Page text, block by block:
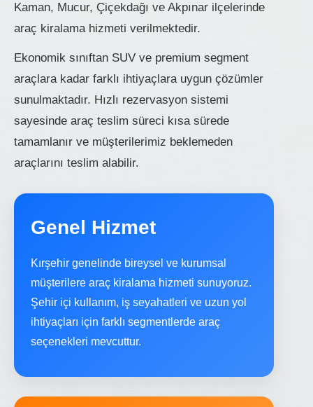
Kaman, Mucur, Çiçekdağı ve Akpınar ilçelerinde
araç kiralama hizmeti verilmektedir.
Ekonomik sınıftan SUV ve premium segment
araçlara kadar farklı ihtiyaçlara uygun çözümler
sunulmaktadır. Hızlı rezervasyon sistemi
sayesinde araç teslim süreci kısa sürede
tamamlanır ve müşterilerimiz beklemeden
araçlarını teslim alabilir.
Genel Hizmet
Kırşehir genelinde bireysel ve kurumsal
müşterilere araç kiralama hizmeti sunuyoruz.
Şehir içi kullanım, iş seyahatleri ve uzun yol
ihtiyaçları için farklı segmentlerde araç
seçenekleri mevcuttur.